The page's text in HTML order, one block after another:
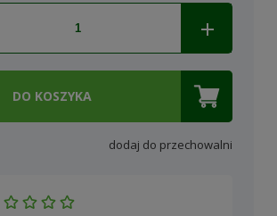
DO KOSZYKA
dodaj do przechowalni